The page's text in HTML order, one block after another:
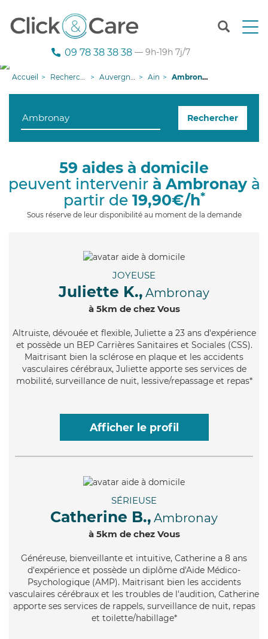
T
n
g
i
09 78 38 38 38 — 9h-19h 7j/7
Accueil Recherche aide à domicile Auvergne-Rhône-Alpes Ain Ambronay
Rechercher
59 aides à domicile
peuvent intervenir à Ambronayà
partir de 19,90€/h*
Sous réserve de leur disponibilité au moment de la demande
JOYEUSE
Juliette K., Ambronay
à 5km de chez Vous
Altruiste, dévouée et flexible, Juliette a 23 ans d'expérience
et possède un BEP Carrières Sanitaires et Sociales (CSS).
Maitrisant bien la sclérose en plaque et les accidents
vasculaires cérébraux, Juliette apporte ses services de
mobilité, surveillance de nuit, lessive/repassage et repas*
Afficher le profil
SÉRIEUSE
Catherine B., Ambronay
à 5km de chez Vous
Généreuse, bienveillante et intuitive, Catherine a 8 ans
d'expérience et possède un diplôme d'Aide Médico-
Psychologique (AMP). Maitrisant bien les accidents
vasculaires cérébraux et les troubles de l'audition, Catherine
apporte ses services de rappels, surveillance de nuit, repas
et toilette/habillage*